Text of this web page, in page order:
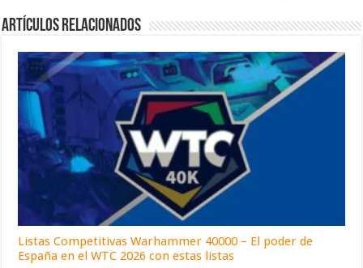
Artículos relacionados
Listas Competitivas Warhammer 40000 – El poder de
España en el WTC 2026 con estas listas